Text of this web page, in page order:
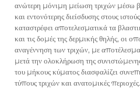
ανώτερη μόνιμη μείωση τριχών μέσω
και εντονότερης διείσδυσης στους
καταστρέφει αποτελεσματικά τα
και τις δομές της δερμικής θηλής, οι
αναγέννηση των τριχών, με
μετά την ολοκλήρωση της
του μήκους κύματος διασφαλίζει
τύπους τριχών και ανατομικές περιοχές.